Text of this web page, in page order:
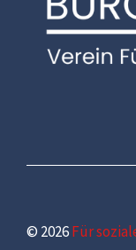
© 2026Für